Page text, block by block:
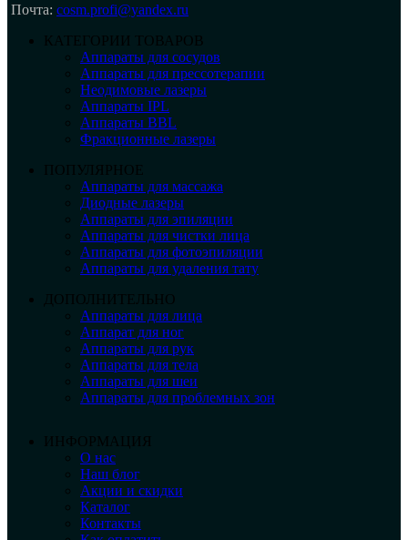
Почта: cosm.profi@yandex.ru
КАТЕГОРИИ ТОВАРОВ
Аппараты для сосудов
Аппараты для прессотерапии
Неодимовые лазеры
Аппараты IPL
Аппараты BBL
Фракционные лазеры
ПОПУЛЯРНОЕ
Аппараты для массажа
Диодные лазеры
Аппараты для эпиляции
Аппараты для чистки лица
Аппараты для фотоэпиляции
Аппараты для удаления тату
ДОПОЛНИТЕЛЬНО
Аппараты для лица
Аппарат для ног
Аппараты для рук
Аппараты для тела
Аппараты для шеи
Аппараты для проблемных зон
ИНФОРМАЦИЯ
О нас
Наш блог
Акции и скидки
Каталог
Контакты